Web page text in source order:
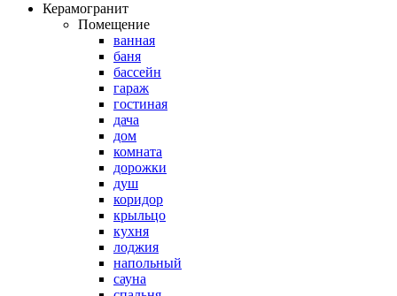
Керамогранит
Помещение
ванная
баня
бассейн
гараж
гостиная
дача
дом
комната
дорожки
душ
коридор
крыльцо
кухня
лоджия
напольный
сауна